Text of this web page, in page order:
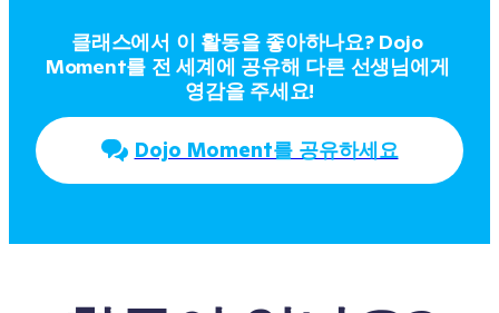
클래스에서 이 활동을 좋아하나요? Dojo
Moment를 전 세계에 공유해 다른 선생님에게
영감을 주세요!
Dojo Moment를 공유하세요